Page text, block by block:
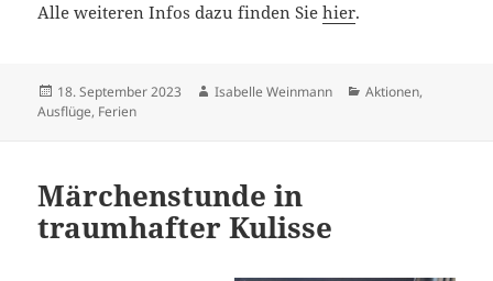
Alle weiteren Infos dazu finden Siehier.
Veröffentlicht
am
18. September 2023 Autor
Isabelle Weinmann Kategorien
Aktionen,
Ausflüge, Ferien
Märchenstunde in
traumhafter Kulisse